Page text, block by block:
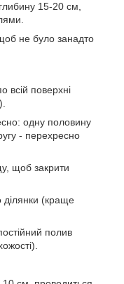
15-20 см,
не було занадто
всій поверхні
).
одну половину
- перехресно
щоб закрити
ділянки (краще
полив